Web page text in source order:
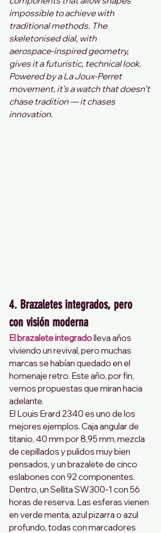
impossible to achieve with
traditional methods. The
skeletonised dial, with
aerospace‑inspired geometry,
gives it a futuristic, technical look.
Powered by a La Joux‑Perret
movement, it’s a watch that doesn’t
chase tradition — it chases
innovation.
4. Brazaletes integrados, pero
con visión moderna
El brazalete integrado lleva años
viviendo un revival, pero muchas
marcas se habían quedado en el
homenaje retro. Este año, por fin,
vemos propuestas que miran hacia
adelante.
El Louis Erard 2340 es uno de los
mejores ejemplos. Caja angular de
titanio, 40 mm por 8,95 mm, mezcla
de cepillados y pulidos muy bien
pensados, y un brazalete de cinco
eslabones con 92 componentes.
Dentro, un Sellita SW300‑1 con 56
horas de reserva. Las esferas vienen
en verde menta, azul pizarra o azul
profundo, todas con marcadores